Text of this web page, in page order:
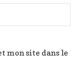
mon site dans le